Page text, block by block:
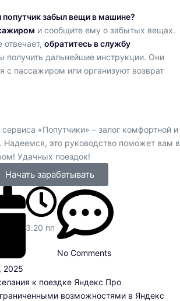
попутчик забыл вещи в машине?
и сообщите ему о забытых вещах.
обратитесь в службу
получить дальнейшие инструкции. Они
с пассажиром или организуют возврат
«Попутчики» – залог комфортной и
Надеемся, это руководство поможет вам в
Удачных поездок!
Начать зарабатывать
2025
3:20 пп
No Comments
к поездке Яндекс Про
возможностями в Яндекс